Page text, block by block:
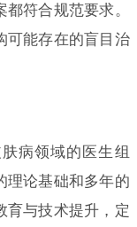
符合规范要求。
可能存在的盲目治
病领域的医生组
理论基础和多年的
育与技术提升，定